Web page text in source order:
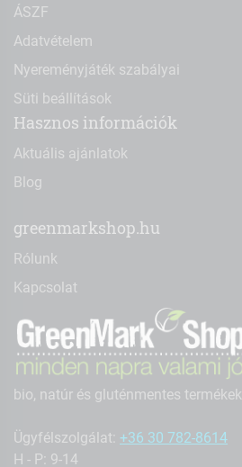
ÁSZF
Adatvételem
Nyereményjáték szabályai
Süti beállítások
Hasznos információk
Aktuális ajánlatok
Blog
greenmarkshop.hu
Rólunk
Kapcsolat
bio, natúr és gluténmentes termékek
Ügyfélszolgálat: +36 30 782-8614
H - P: 9-14